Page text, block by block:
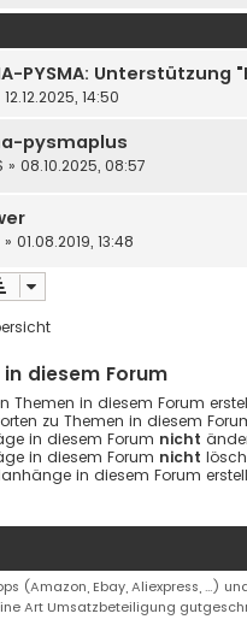
PYSMA:
12.12.2025, 14:50
pysmaplus
» 08.10.2025, 08:57
» 01.08.2019, 13:48
diesem Forum
Themen in diesem Forum
zu Themen in diesem
in diesem Forum nicht
in diesem Forum nicht
in diesem Forum
(Amazon, Ebay, Aliexpress, ...)
Art Umsatzbeteiligung